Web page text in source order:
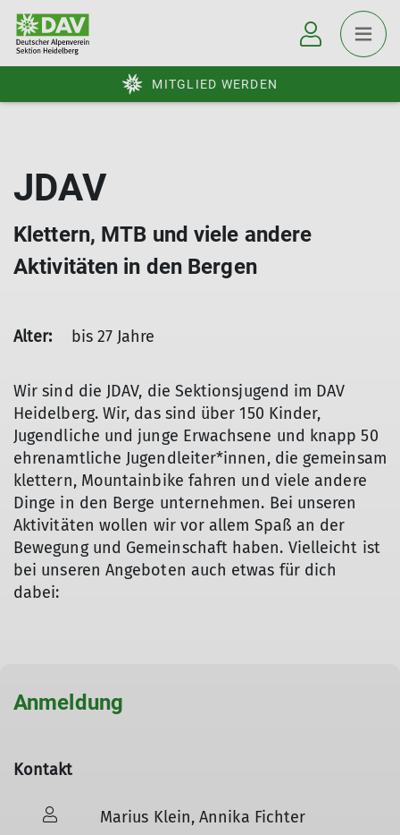
MITGLIED WERDEN
JDAV
Klettern, MTB und viele andere
Aktivitäten in den Bergen
Alter: bis 27 Jahre
Wir sind die JDAV, die Sektionsjugend im DAV
Heidelberg. Wir, das sind über 150 Kinder,
Jugendliche und junge Erwachsene und knapp 50
ehrenamtliche Jugendleiter*innen, die gemeinsam
klettern, Mountainbike fahren und viele andere
Dinge in den Berge unternehmen. Bei unseren
Aktivitäten wollen wir vor allem Spaß an der
Bewegung und Gemeinschaft haben. Vielleicht ist
bei unseren Angeboten auch etwas für dich
dabei:
Anmeldung
Kontakt
Marius Klein, Annika Fichter